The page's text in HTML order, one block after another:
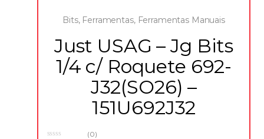
Bits, Ferramentas, Ferramentas Manuais
Just USAG – Jg Bits
1/4 c/ Roquete 692-
J32(SO26) –
151U692J32
(0)